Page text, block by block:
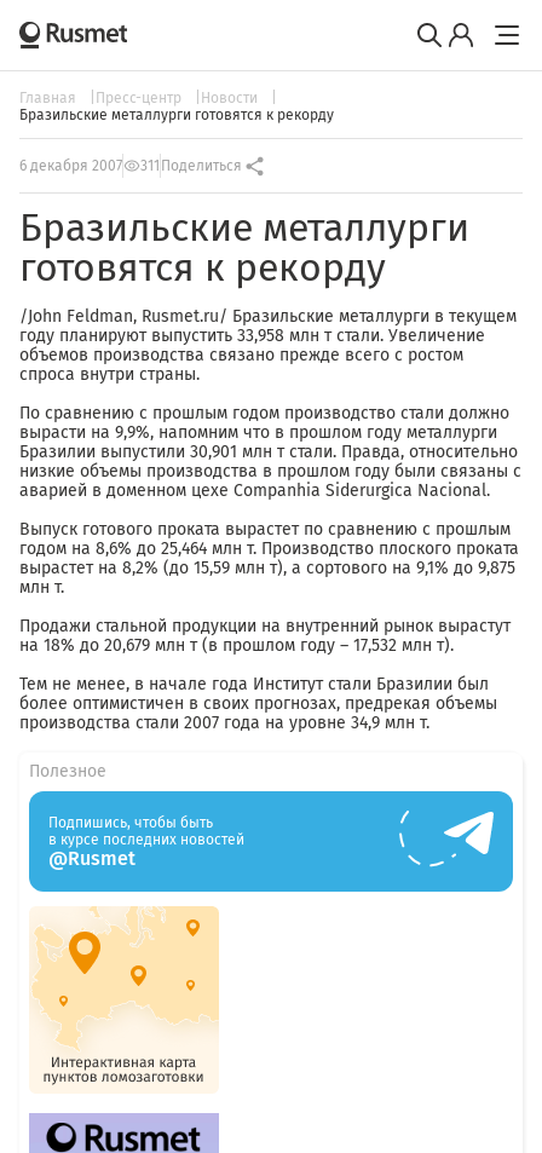
Главная Пресс-центр
Новости
Бразильские металлурги готовятся к рекорду
6 декабря 2007 311 Поделиться
Бразильские металлурги
готовятся к рекорду
/John Feldman, Rusmet.ru/ Бразильские металлурги в текущем
году планируют выпустить 33,958 млн т стали. Увеличение
объемов производства связано прежде всего с ростом
спроса внутри страны.
По сравнению с прошлым годом производство стали должно
вырасти на 9,9%, напомним что в прошлом году металлурги
Бразилии выпустили 30,901 млн т стали. Правда, относительно
низкие объемы производства в прошлом году были связаны с
аварией в доменном цехе Companhia Siderurgica Nacional.
Выпуск готового проката вырастет по сравнению с прошлым
годом на 8,6% до 25,464 млн т. Производство плоского проката
вырастет на 8,2% (до 15,59 млн т), а сортового на 9,1% до 9,875
млн т.
Продажи стальной продукции на внутренний рынок вырастут
на 18% до 20,679 млн т (в прошлом году – 17,532 млн т).
Тем не менее, в начале года Институт стали Бразилии был
более оптимистичен в своих прогнозах, предрекая объемы
производства стали 2007 года на уровне 34,9 млн т.
Полезное
Подпишись, чтобы быть
в курсе последних новостей
@Rusmet